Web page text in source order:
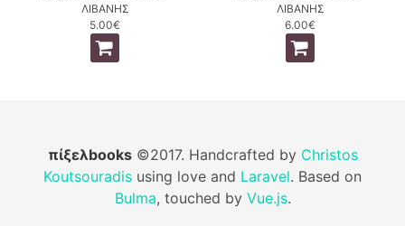
ΛΙΒΑΝΗΣ
5.00€
ΛΙΒΑΝΗΣ
6.00€
πίξελbooks©2017. Handcrafted by Christos
Koutsouradis using love and Laravel. Based on
Bulma, touched by Vue.js.